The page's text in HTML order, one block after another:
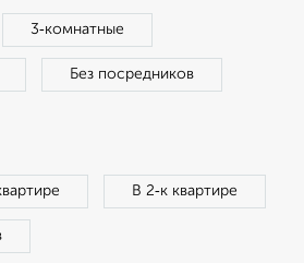
3‑комнатные
Без посредников
В 2‑к квартире